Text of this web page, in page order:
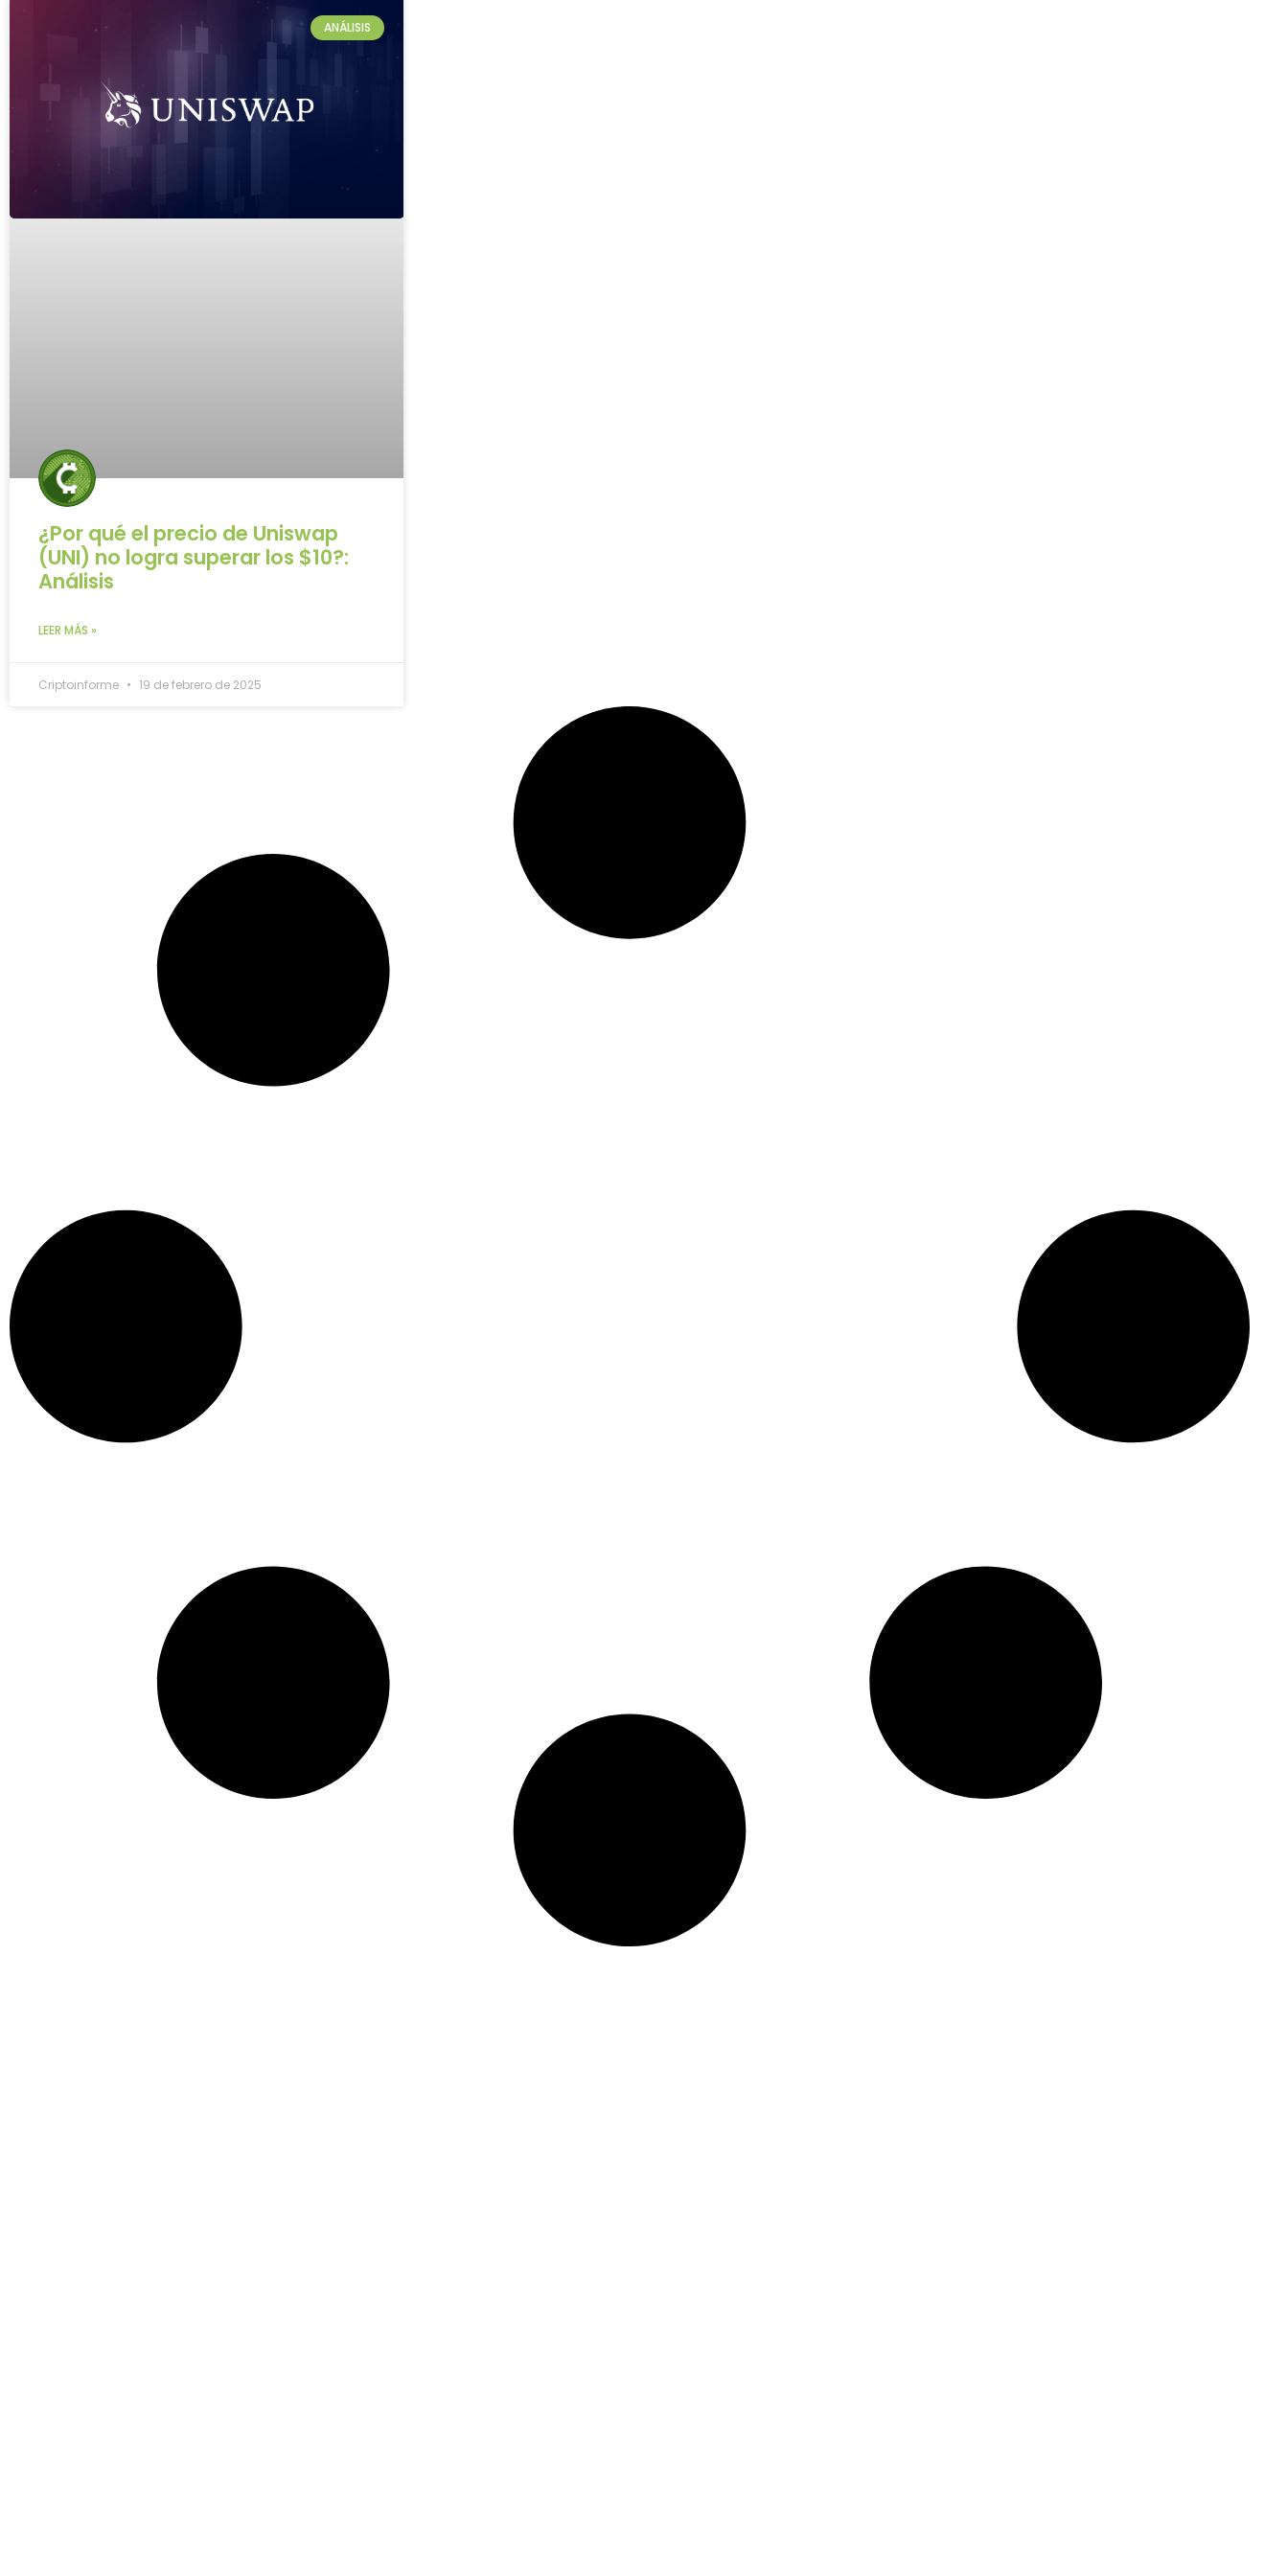
ANÁLISIS
¿Por qué el precio de Uniswap
(UNI) no logra superar los $10?:
Análisis
LEER MÁS »
Criptoinforme 19 de febrero de 2025